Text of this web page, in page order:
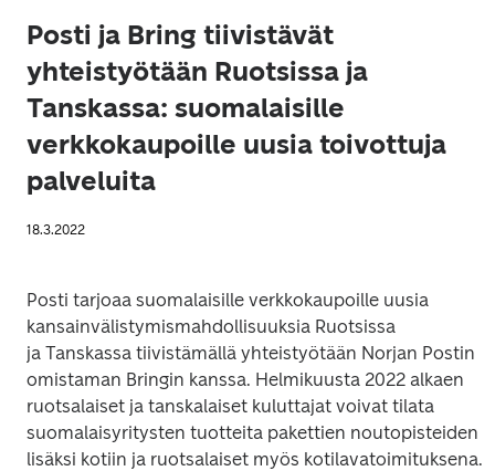
Posti ja Bring tiivistävät
yhteistyötään Ruotsissa ja
Tanskassa: suomalaisille
verkkokaupoille uusia toivottuja
palveluita
18.3.2022
Posti tarjoaa suomalaisille verkkokaupoille uusia
kansainvälistymismahdollisuuksia Ruotsissa
ja Tanskassa tiivistämällä yhteistyötään Norjan Postin
omistaman Bringin kanssa. Helmikuusta 2022 alkaen
ruotsalaiset ja tanskalaiset kuluttajat voivat tilata
suomalaisyritysten tuotteita pakettien noutopisteiden
lisäksi kotiin ja ruotsalaiset myös kotilavatoimituksena.